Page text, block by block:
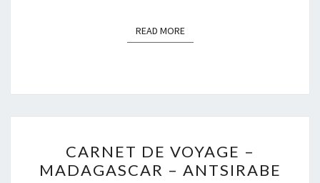
READ MOREREAD MORE
DE
VOYAGE
CARNET DE VOYAGE –
MADAGASCAR – ANTSIRABE